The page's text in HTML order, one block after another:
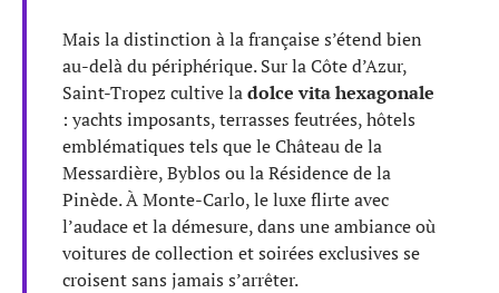
Mais la distinction à la française s’étend bien
au-delà du périphérique. Sur la Côte d’Azur,
Saint-Tropez cultive ladolce vita hexagonale
: yachts imposants, terrasses feutrées, hôtels
emblématiques tels que le Château de la
Messardière, Byblos ou la Résidence de la
Pinède. À Monte-Carlo, le luxe flirte avec
l’audace et la démesure, dans une ambiance où
voitures de collection et soirées exclusives se
croisent sans jamais s’arrêter.